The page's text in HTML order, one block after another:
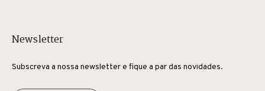
Newsletter
Subscreva a nossa newsletter e fique a par das novidades.